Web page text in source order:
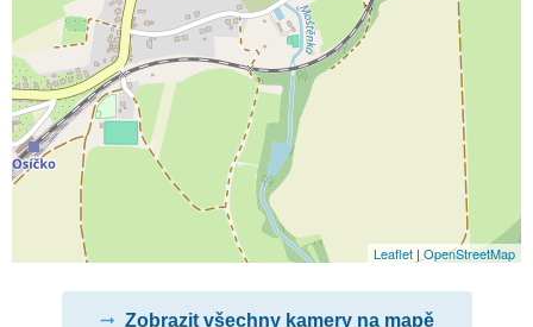
Leaflet |OpenStreetMap
Zobrazit všechny kamery na mapě